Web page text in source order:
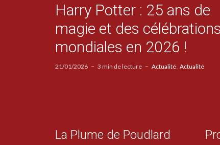
Harry Potter : 25 ans de
magie et des célébrations
mondiales en 2026 !
21/01/2026 3 min de lecture Actualité Actualité
La Plume de Poudlard